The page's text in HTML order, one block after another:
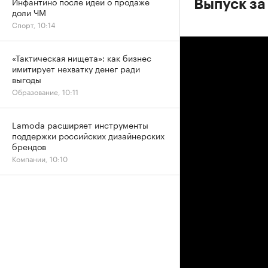
Выпуск
доли ЧМ
Спорт, 10:14
«Тактическая нищета»: как бизнес
имитирует нехватку денег ради
выгоды
Образование, 10:11
Lamoda расширяет инструменты
поддержки российских дизайнерских
брендов
Компании, 10:10